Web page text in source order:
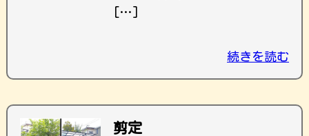
[…]
続きを読む
剪定